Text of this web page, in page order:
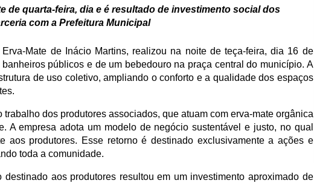
de quarta-feira, dia e é resultado de investimento social dos
com a Prefeitura Municipal
Mate de Inácio Martins, realizou na noite de teça-feira, dia 16 de
públicos e de um bebedouro na praça central do município. A
de uso coletivo, ampliando o conforto e a qualidade dos espaços
dos produtores associados, que atuam com erva-mate orgânica
A empresa adota um modelo de negócio sustentável e justo, no qual
aos produtores. Esse retorno é destinado exclusivamente a ações e
toda a comunidade.
destinado aos produtores resultou em um investimento aproximado de